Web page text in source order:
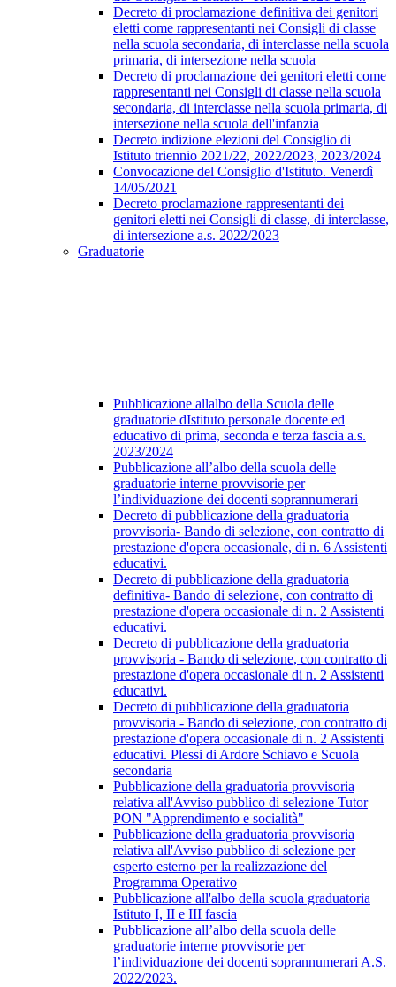
Decreto di proclamazione definitiva dei genitori
eletti come rappresentanti nei Consigli di classe
nella scuola secondaria, di interclasse nella scuola
primaria, di intersezione nella scuola
Decreto di proclamazione dei genitori eletti come
rappresentanti nei Consigli di classe nella scuola
secondaria, di interclasse nella scuola primaria, di
intersezione nella scuola dell'infanzia
Decreto indizione elezioni del Consiglio di
Istituto triennio 2021/22, 2022/2023, 2023/2024
Convocazione del Consiglio d'Istituto. Venerdì
14/05/2021
Decreto proclamazione rappresentanti dei
genitori eletti nei Consigli di classe, di interclasse,
di intersezione a.s. 2022/2023
Graduatorie
Pubblicazione allalbo della Scuola delle
graduatorie dIstituto personale docente ed
educativo di prima, seconda e terza fascia a.s.
2023/2024
Pubblicazione all’albo della scuola delle
graduatorie interne provvisorie per
l’individuazione dei docenti soprannumerari
Decreto di pubblicazione della graduatoria
provvisoria- Bando di selezione, con contratto di
prestazione d'opera occasionale, di n. 6 Assistenti
educativi.
Decreto di pubblicazione della graduatoria
definitiva- Bando di selezione, con contratto di
prestazione d'opera occasionale di n. 2 Assistenti
educativi.
Decreto di pubblicazione della graduatoria
provvisoria - Bando di selezione, con contratto di
prestazione d'opera occasionale di n. 2 Assistenti
educativi.
Decreto di pubblicazione della graduatoria
provvisoria - Bando di selezione, con contratto di
prestazione d'opera occasionale di n. 2 Assistenti
educativi. Plessi di Ardore Schiavo e Scuola
secondaria
Pubblicazione della graduatoria provvisoria
relativa all'Avviso pubblico di selezione Tutor
PON "Apprendimento e socialità"
Pubblicazione della graduatoria provvisoria
relativa all'Avviso pubblico di selezione per
esperto esterno per la realizzazione del
Programma Operativo
Pubblicazione all'albo della scuola graduatoria
Istituto I, II e III fascia
Pubblicazione all’albo della scuola delle
graduatorie interne provvisorie per
l’individuazione dei docenti soprannumerari A.S.
2022/2023.